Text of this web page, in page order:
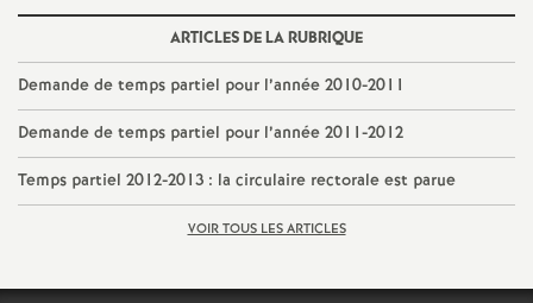
u
r
s
ARTICLES DE LA RUBRIQUE
Demande de temps partiel pour l’année 2010-2011
Demande de temps partiel pour l’année 2011-2012
Temps partiel 2012-2013 : la circulaire rectorale est parue
VOIR TOUS LES ARTICLES